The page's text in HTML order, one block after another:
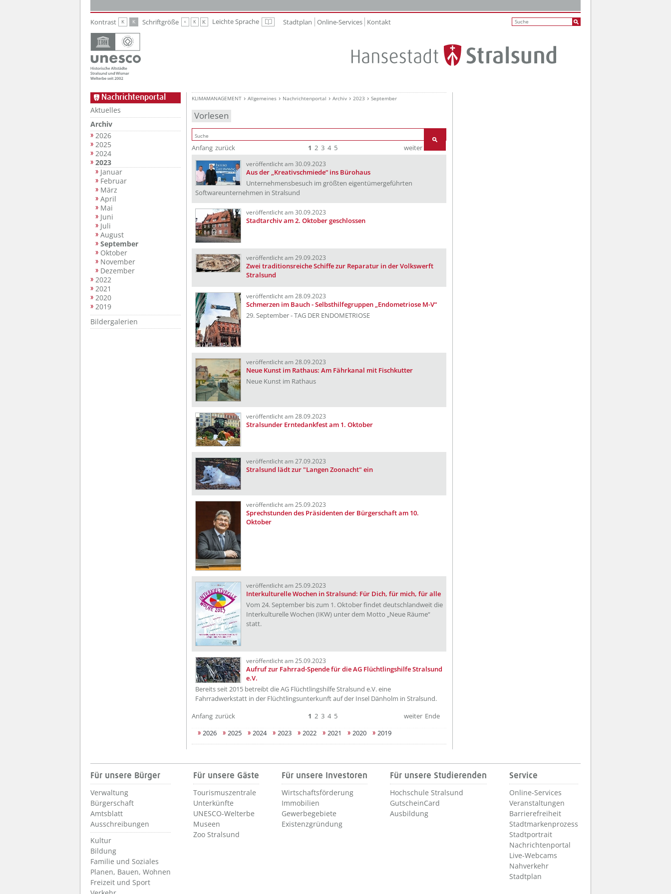
Kontrast K K Schriftgröße K K K Leichte Sprache Leichte Sprache
Stadtplan Online-Services Kontakt
Nachrichtenportal
Aktuelles
Archiv
2026
2025
2024
2023
Januar
Februar
März
April
Mai
Juni
Juli
August
September
Oktober
November
Dezember
2022
2021
2020
2019
Bildergalerien
KLIMAMANAGEMENT Allgemeines Nachrichtenportal Archiv 2023 September
Vorlesen
Anfang zurück 1 2 3 4 5 weiter
veröffentlicht am 30.09.2023
Aus der „Kreativschmiede“ ins Bürohaus
Unternehmensbesuch im größten eigentümergeführten
Softwareunternehmen in Stralsund
veröffentlicht am 30.09.2023
Stadtarchiv am 2. Oktober geschlossen
veröffentlicht am 29.09.2023
Zwei traditionsreiche Schiffe zur Reparatur in der Volkswerft
Stralsund
veröffentlicht am 28.09.2023
Schmerzen im Bauch - Selbsthilfegruppen „Endometriose M-V“
29. September - TAG DER ENDOMETRIOSE
veröffentlicht am 28.09.2023
Neue Kunst im Rathaus: Am Fährkanal mit Fischkutter
Neue Kunst im Rathaus
veröffentlicht am 28.09.2023
Stralsunder Erntedankfest am 1. Oktober
veröffentlicht am 27.09.2023
Stralsund lädt zur "Langen Zoonacht" ein
veröffentlicht am 25.09.2023
Sprechstunden des Präsidenten der Bürgerschaft am 10.
Oktober
veröffentlicht am 25.09.2023
Interkulturelle Wochen in Stralsund: Für Dich, für mich, für alle
Vom 24. September bis zum 1. Oktober findet deutschlandweit die
Interkulturelle Wochen (IKW) unter dem Motto „Neue Räume“
statt.
veröffentlicht am 25.09.2023
Aufruf zur Fahrrad-Spende für die AG Flüchtlingshilfe Stralsund
e.V.
Bereits seit 2015 betreibt die AG Flüchtlingshilfe Stralsund e.V. eine
Fahrradwerkstatt in der Flüchtlingsunterkunft auf der Insel Dänholm in Stralsund.
Anfang zurück 1 2 3 4 5 weiter Ende
2026
2025 2024 2023 2022 2021 2020 2019
Für unsere Bürger
Verwaltung
Bürgerschaft
Amtsblatt
Ausschreibungen
Kultur
Bildung
Familie und Soziales
Planen, Bauen, Wohnen
Freizeit und Sport
Für unsere Gäste
Tourismuszentrale
Unterkünfte
UNESCO-Welterbe
Museen
Zoo Stralsund
Für unsere Investoren
Wirtschaftsförderung
Immobilien
Gewerbegebiete
Existenzgründung
Für unsere Studierenden
Hochschule Stralsund
GutscheinCard
Ausbildung
Service
Online-Services
Veranstaltungen
Barrierefreiheit
Stadtmarkenprozess
Stadtportrait
Nachrichtenportal
Live-Webcams
Nahverkehr
Stadtplan